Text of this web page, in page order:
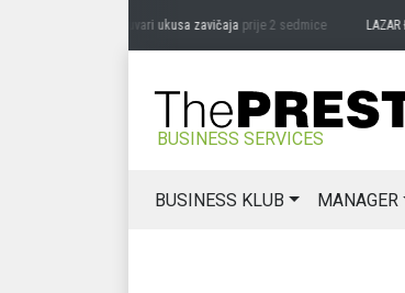
MIĆANOVIĆ: Čuvari ukusa zavičajaprije 2 sedmice LAZAR
BUSINESS SERVICES
BUSINESS KLUB MANAGER